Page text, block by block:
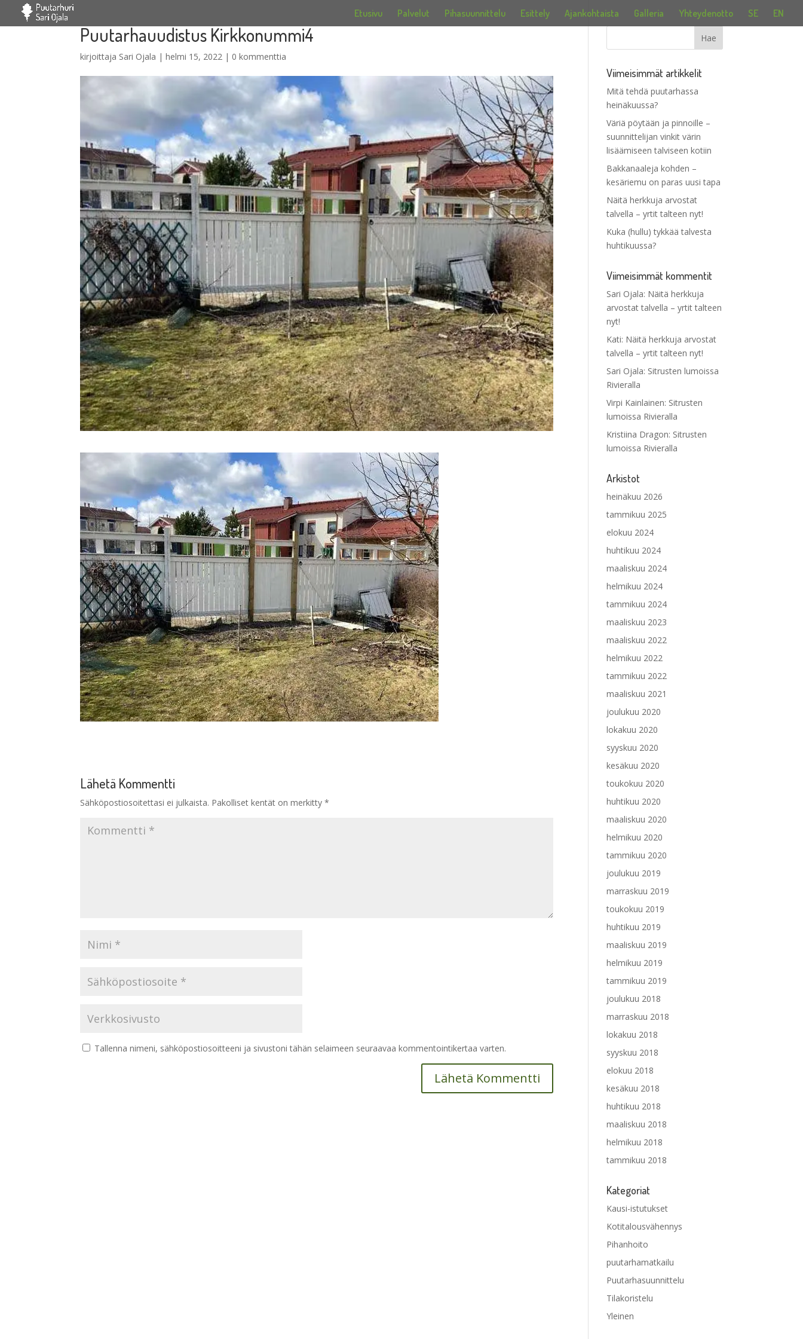
Etusivu Palvelut Pihasuunnittelu Esittely Ajankohtaista Galleria Yhteydenotto SE EN
Puutarhauudistus Kirkkonummi4
kirjoittaja Sari Ojala |helmi 15, 2022 | 0 kommenttia
Lähetä Kommentti
Sähköpostiosoitettasi ei julkaista. Pakolliset kentät on merkitty*
Tallenna nimeni, sähköpostiosoitteeni ja sivustoni tähän selaimeen seuraavaa kommentointikertaa varten.
Viimeisimmät artikkelit
Mitä tehdä puutarhassa
heinäkuussa?
Väriä pöytään ja pinnoille –
suunnittelijan vinkit värin
lisäämiseen talviseen kotiin
Bakkanaaleja kohden –
kesäriemu on paras uusi tapa
Näitä herkkuja arvostat
talvella – yrtit talteen nyt!
Kuka (hullu) tykkää talvesta
huhtikuussa?
Viimeisimmät kommentit
Sari Ojala: Näitä herkkuja
arvostat talvella – yrtit talteen
nyt!
Kati: Näitä herkkuja arvostat
talvella – yrtit talteen nyt!
Sari Ojala: Sitrusten lumoissa
Rivieralla
Virpi Kainlainen: Sitrusten
lumoissa Rivieralla
Kristiina Dragon: Sitrusten
lumoissa Rivieralla
Arkistot
heinäkuu 2026
tammikuu 2025
elokuu 2024
huhtikuu 2024
maaliskuu 2024
helmikuu 2024
tammikuu 2024
maaliskuu 2023
maaliskuu 2022
helmikuu 2022
tammikuu 2022
maaliskuu 2021
joulukuu 2020
lokakuu 2020
syyskuu 2020
kesäkuu 2020
toukokuu 2020
huhtikuu 2020
maaliskuu 2020
helmikuu 2020
tammikuu 2020
joulukuu 2019
marraskuu 2019
toukokuu 2019
huhtikuu 2019
maaliskuu 2019
helmikuu 2019
tammikuu 2019
joulukuu 2018
marraskuu 2018
lokakuu 2018
syyskuu 2018
elokuu 2018
kesäkuu 2018
huhtikuu 2018
maaliskuu 2018
helmikuu 2018
tammikuu 2018
Kategoriat
Kausi-istutukset
Kotitalousvähennys
Pihanhoito
puutarhamatkailu
Puutarhasuunnittelu
Tilakoristelu
Yleinen